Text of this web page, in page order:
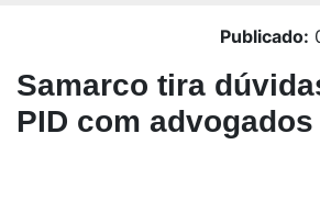
Publicado:
Samarco tira
PID com advogados